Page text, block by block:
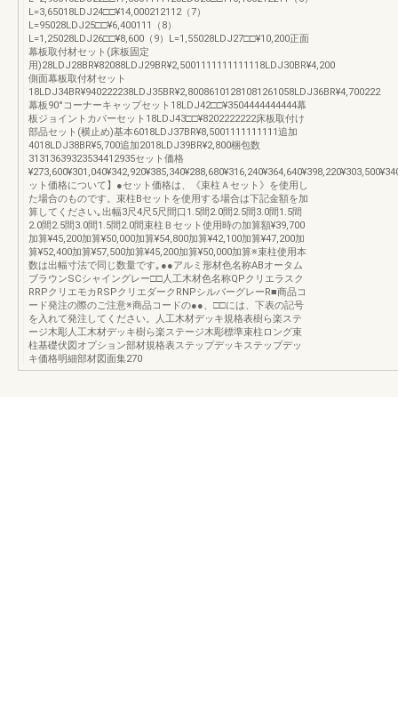
L=3,65018LDJ24□□¥14,000212112（7）
L=95028LDJ25□□¥6,400111（8）
L=1,25028LDJ26□□¥8,600（9）L=1,55028LDJ27□□¥10,200正面
幕板取付材セット(床板固定
用)28LDJ28BR¥82088LDJ29BR¥2,5001111111111118LDJ30BR¥4,200
側面幕板取付材セット
18LDJ34BR¥940222238LDJ35BR¥2,80086101281081261058LDJ36BR¥4,700222
幕板90°コーナーキャップセット18LDJ42□□¥3504444444444幕
板ジョイントカバーセット18LDJ43□□¥8202222222床板取付け
部品セット(横止め)基本6018LDJ37BR¥8,5001111111111追加
4018LDJ38BR¥5,700追加2018LDJ39BR¥2,800梱包数
31313639323534412935セット価格
ット価格について】●セット価格は、《束柱Ａセット》を使用し
た場合のものです。束柱Bセットを使用する場合は下記金額を加
算してください｡出幅3尺4尺5尺間口1.5間2.0間2.5間3.0間1.5間
2.0間2.5間3.0間1.5間2.0間束柱Ｂセット使用時の加算額¥39,700
加算¥45,200加算¥50,000加算¥54,800加算¥42,100加算¥47,200加
算¥52,400加算¥57,500加算¥45,200加算¥50,000加算※束柱使用本
数は出幅寸法で同じ数量です｡●●アルミ形材色名称ABオータム
ブラウンSCシャイングレー□□人工木材色名称QPクリエラスク
RRPクリエモカRSPクリエダークRNPシルバーグレーR■商品コ
ード発注の際のご注意※商品コードの●●、□□には、下表の記号
を入れて発注してください。人工木材デッキ規格表樹ら楽ステ
ージ木彫人工木材デッキ樹ら楽ステージ木彫標準束柱ロング束
柱基礎伏図オプション部材規格表ステップデッキステップデッ
キ価格明細部材図面集270